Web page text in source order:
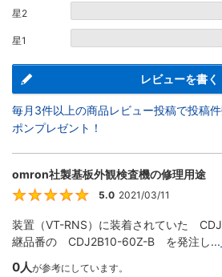
星2
星1
レビューを書く
毎月3件以上の商品レビュー投稿で投稿
ポンプレゼント！
omron社製基板外観検査機の修理用途
5.0 2021/03/11
装置（VT-RNS）に装着されていた
継品番の CDJ2B10-60Z-B を発注し...
0人が参考にしています。